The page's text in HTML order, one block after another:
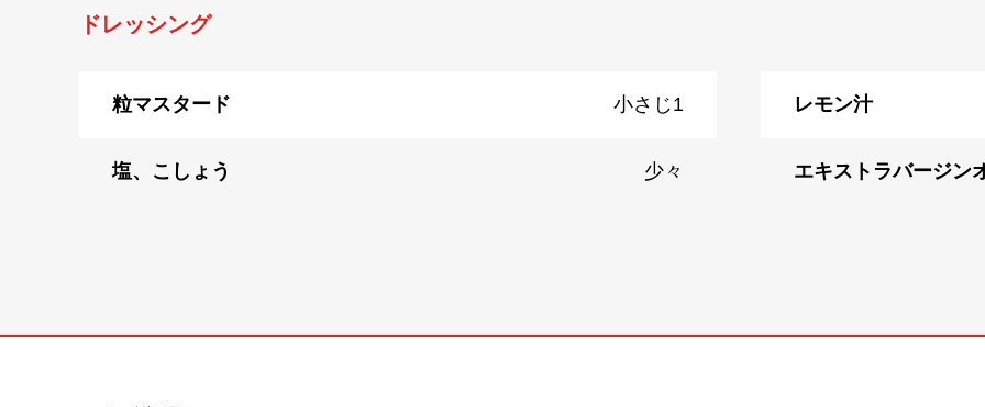
ドレッシング
粒マスタード 小さじ1 レモン汁
塩、こしょう 少々 エキストラバージン